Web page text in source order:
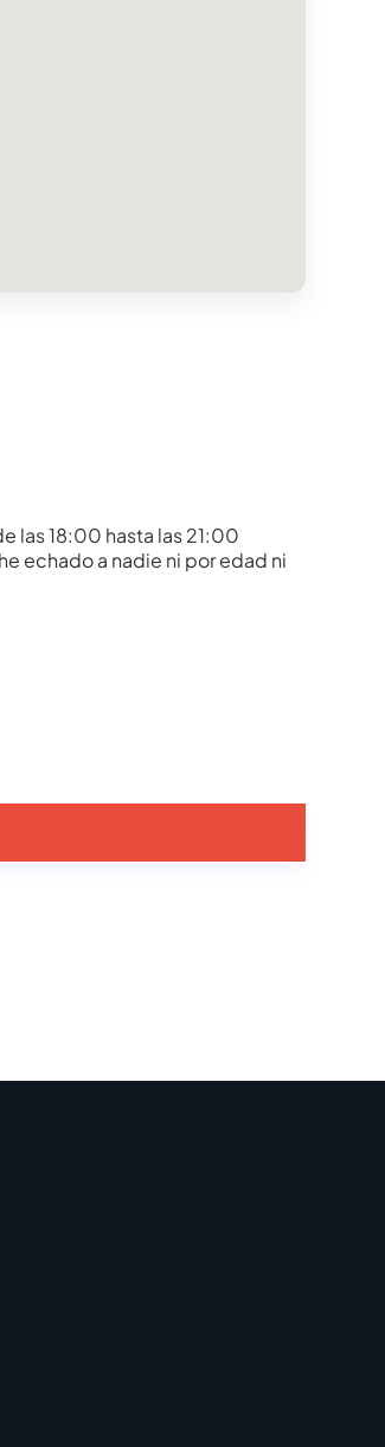
las 18:00 hasta las 21:00
echado a nadie ni por edad ni